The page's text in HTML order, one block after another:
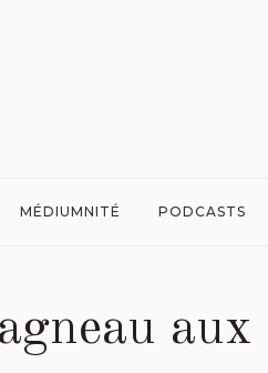
MÉDIUMNITÉ PODCASTS